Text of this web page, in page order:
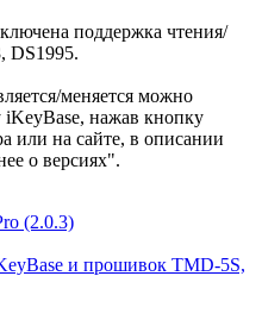
поддержка чтения/
DS1995.
меняется можно
iKeyBase, нажав кнопку
или на сайте, в описании
о версиях".
(2.0.3)
и прошивок TMD-5S,